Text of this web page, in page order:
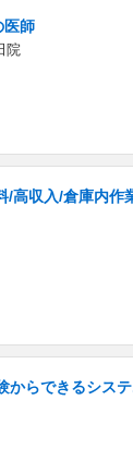
医師
院
/高収入/倉庫内作
からできるシス